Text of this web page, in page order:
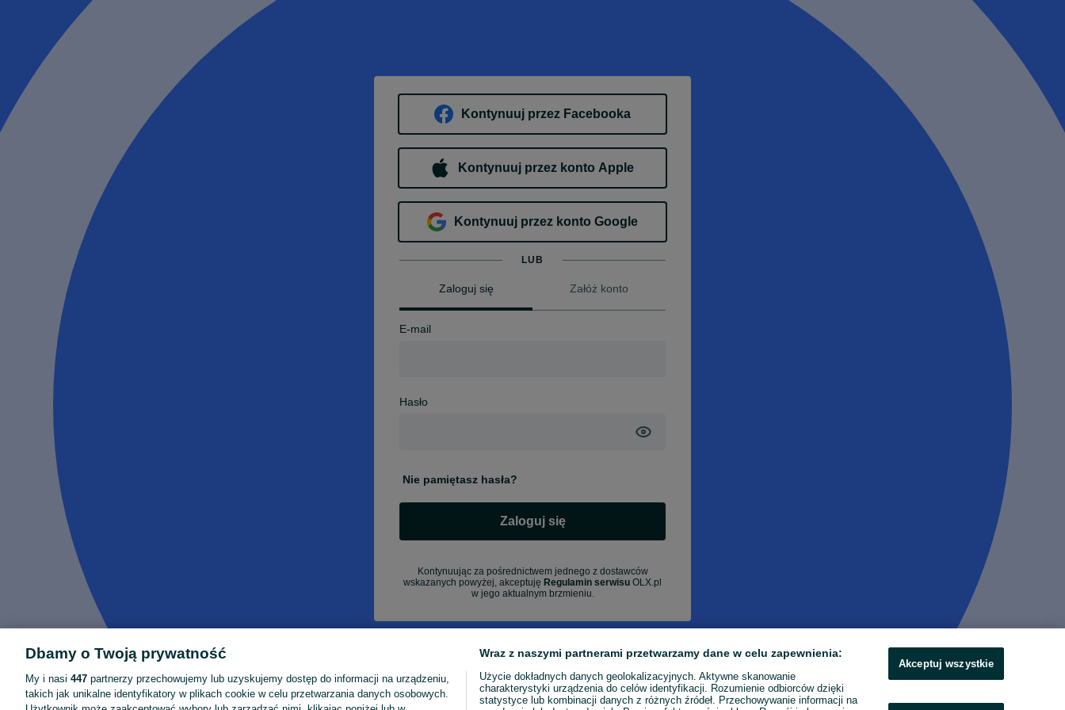
Kontynuuj przez Facebooka
Kontynuuj przez konto Apple
Kontynuuj przez konto Google
LUB
Zaloguj się Załóż konto
E-mail
Hasło
Nie pamiętasz hasła?
Zaloguj się
Kontynuując za pośrednictwem jednego z dostawców
wskazanych powyżej, akceptuję Regulamin serwisu OLX.pl
w jego aktualnym brzmieniu.
Dbamy o Twoją prywatność
My i nasi 447 partnerzy przechowujemy lub uzyskujemy dostęp do informacji na urządzeniu,
takich jak unikalne identyfikatory w plikach cookie w celu przetwarzania danych osobowych.
Wraz z naszymi partnerami przetwarzamy dane w celu zapewnienia:
Użycie dokładnych danych geolokalizacyjnych. Aktywne skanowanie
charakterystyki urządzenia do celów identyfikacji. Rozumienie odbiorców dzięki
statystyce lub kombinacji danych z różnych źródeł. Przechowywanie informacji na
Akceptuj wszystkie